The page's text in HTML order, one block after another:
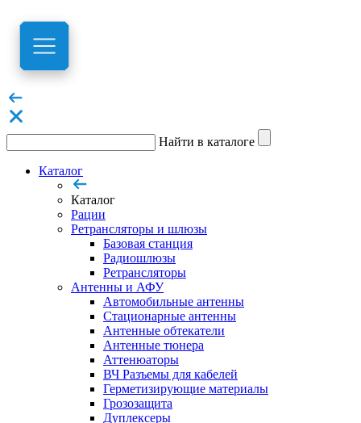
Найти в каталоге
Каталог
Каталог
Рации
Ретрансляторы и шлюзы
Базовая станция
Радиошлюзы
Ретрансляторы
Антенны и АФУ
Автомобильные антенны
Стационарные антенны
Антенные обтекатели
Антенные тюнера
Аттенюаторы
ВЧ Разъемы для кабелей
Герметизирующие материалы
Грозозащита
Дуплексеры